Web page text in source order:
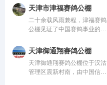
业，在畜牧及相关产业领域拥
有深厚的底蕴和强大的实力。
公司旗下产业布局广泛，产业
链遍布全国，充分
天津市津福赛鸽公棚
二十余载风雨兼程，津福赛鸽
公棚见证了中国赛鸽事业的蓬
事，到如今的全国知名赛鸽品
牌，津福始终坚持以鸽友为中
心，不断创新，不断超越。
2024 年，津福赛鸽公
天津御通翔赛鸽公棚
天津御通翔赛鸽公棚位于汉沽
管理区震新村南，由中国信鸽